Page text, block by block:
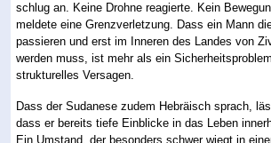
schlug an. Keine Drohne reagierte. Kein
meldete eine Grenzverletzung. Dass ein Mann
passieren und erst im Inneren des Landes von
werden muss, ist mehr als ein
strukturelles Versagen.
Dass der Sudanese zudem Hebräisch sprach,
dass er bereits tiefe Einblicke in das Leben
Ein Umstand, der besonders schwer wiegt in